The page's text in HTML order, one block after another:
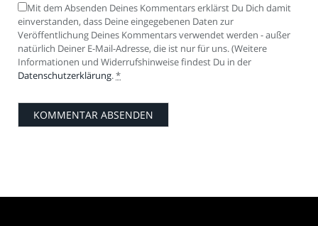
Mit dem Absenden Deines Kommentars erklärst Du Dich damit
einverstanden, dass Deine eingegebenen Daten zur
Veröffentlichung Deines Kommentars verwendet werden - außer
natürlich Deiner E-Mail-Adresse, die ist nur für uns. (Weitere
Informationen und Widerrufshinweise findest Du in der
Datenschutzerklärung.*